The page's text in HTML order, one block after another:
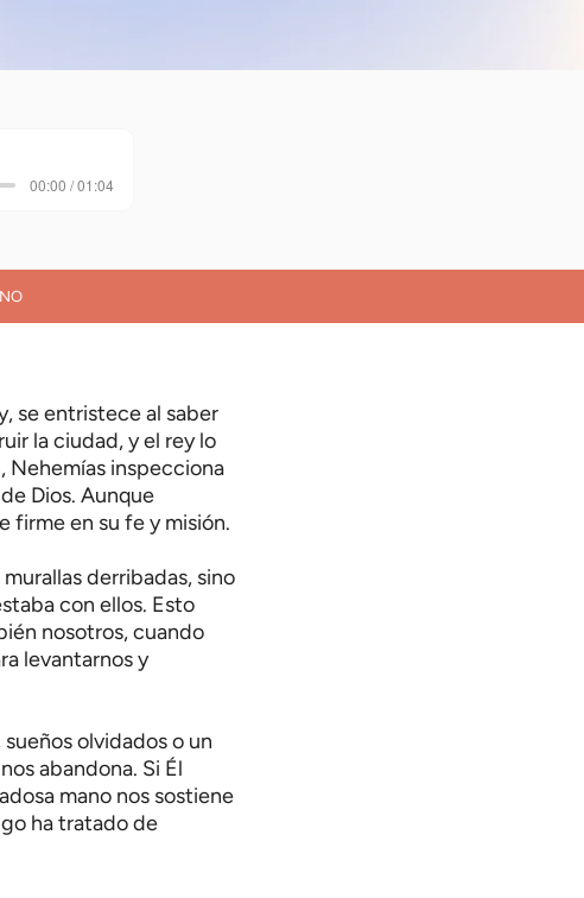
00:00 / 01:04
se entristece al saber
la ciudad, y el rey lo
Nehemías inspecciona
Dios. Aunque
firme en su fe y misión.
derribadas, sino
con ellos. Esto
nosotros, cuando
levantarnos y
olvidados o un
abandona. Si Él
mano nos sostiene
ha tratado de